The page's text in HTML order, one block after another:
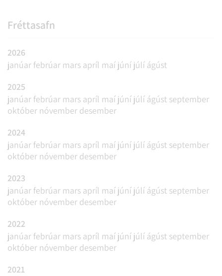
Fréttasafn
2026
janúar febrúar mars apríl maí júní júlí ágúst
2025
janúar febrúar mars apríl maí júní júlí ágúst september
október nóvember desember
2024
janúar febrúar mars apríl maí júní júlí ágúst september
október nóvember desember
2023
janúar febrúar mars apríl maí júní júlí ágúst september
október nóvember desember
2022
janúar febrúar mars apríl maí júní júlí ágúst september
október nóvember desember
2021